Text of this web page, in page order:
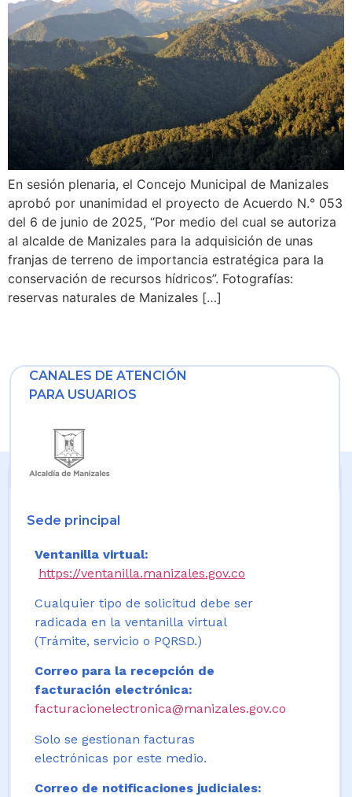
En sesión plenaria, el Concejo Municipal de Manizales
aprobó por unanimidad el proyecto de Acuerdo N.° 053
del 6 de junio de 2025, “Por medio del cual se autoriza
al alcalde de Manizales para la adquisición de unas
franjas de terreno de importancia estratégica para la
conservación de recursos hídricos”. Fotografías:
reservas naturales de Manizales […]
CANALES DE ATENCIÓN
PARA USUARIOS
Sede principal
Ventanilla virtual:
https://ventanilla.manizales.gov.co
Cualquier tipo de solicitud debe ser
radicada en la ventanilla virtual
(Trámite, servicio o PQRSD.)
Correo para la recepción de
facturación electrónica:
facturacionelectronica@manizales.gov.co
Solo se gestionan facturas
electrónicas por este medio.
Correo de notificaciones judiciales: